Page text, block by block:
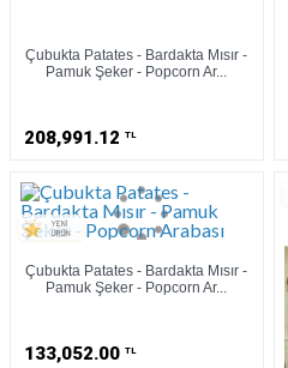
Çubukta Patates - Bardakta Mısır -
Pamuk Şeker - Popcorn Ar...
208,991.12 TL
Çubukta Patates - Bardakta Mısır -
Pamuk Şeker - Popcorn Ar...
133,052.00 TL